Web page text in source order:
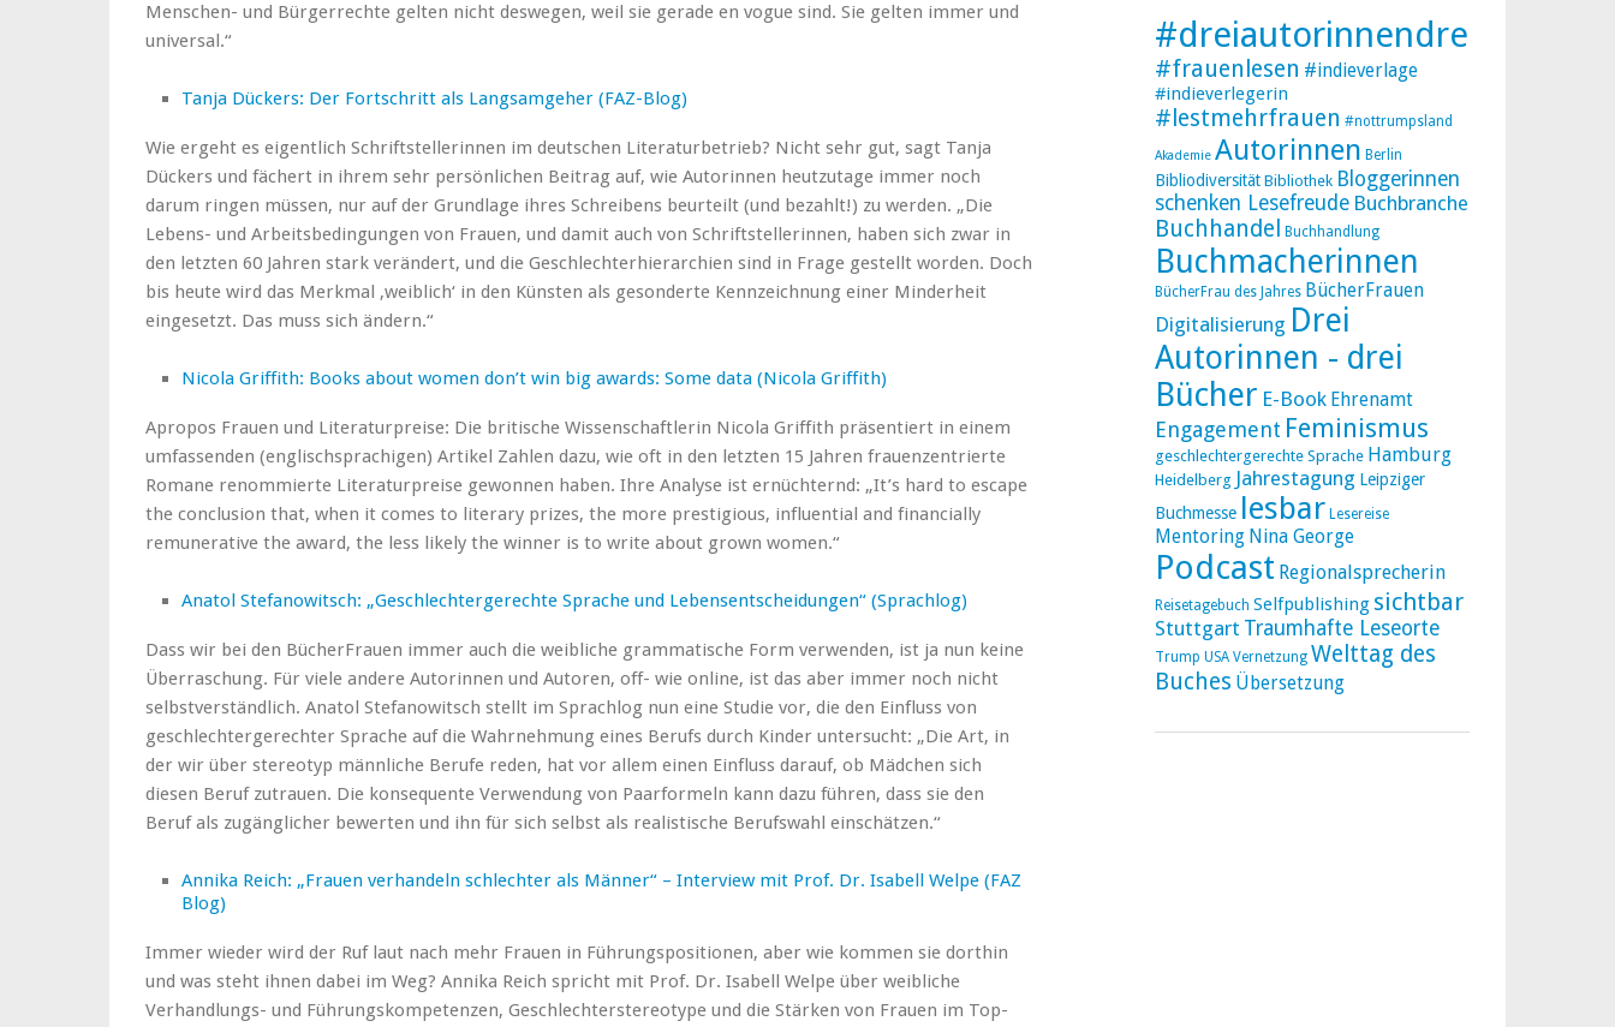
Menschen- und Bürgerrechte gelten nicht deswegen, weil sie gerade en vogue sind. Sie gelten immer und
universal.“
Tanja Dückers: Der Fortschritt als Langsamgeher (FAZ-Blog)
Wie ergeht es eigentlich Schriftstellerinnen im deutschen Literaturbetrieb? Nicht sehr gut, sagt Tanja
Dückers und fächert in ihrem sehr persönlichen Beitrag auf, wie Autorinnen heutzutage immer noch
darum ringen müssen, nur auf der Grundlage ihres Schreibens beurteilt (und bezahlt!) zu werden. „Die
Lebens- und Arbeitsbedingungen von Frauen, und damit auch von Schriftstellerinnen, haben sich zwar in
den letzten 60 Jahren stark verändert, und die Geschlechterhierarchien sind in Frage gestellt worden. Doch
bis heute wird das Merkmal ‚weiblich‘ in den Künsten als gesonderte Kennzeichnung einer Minderheit
eingesetzt. Das muss sich ändern.“
Nicola Griffith: Books about women don’t win big awards: Some data (Nicola Griffith)
Apropos Frauen und Literaturpreise: Die britische Wissenschaftlerin Nicola Griffith präsentiert in einem
umfassenden (englischsprachigen) Artikel Zahlen dazu, wie oft in den letzten 15 Jahren frauenzentrierte
Romane renommierte Literaturpreise gewonnen haben. Ihre Analyse ist ernüchternd: „It’s hard to escape
the conclusion that, when it comes to literary prizes, the more prestigious, influential and financially
remunerative the award, the less likely the winner is to write about grown women.“
Anatol Stefanowitsch: „Geschlechtergerechte Sprache und Lebensentscheidungen“ (Sprachlog)
Dass wir bei den BücherFrauen immer auch die weibliche grammatische Form verwenden, ist ja nun keine
Überraschung. Für viele andere Autorinnen und Autoren, off- wie online, ist das aber immer noch nicht
selbstverständlich. Anatol Stefanowitsch stellt im Sprachlog nun eine Studie vor, die den Einfluss von
geschlechtergerechter Sprache auf die Wahrnehmung eines Berufs durch Kinder untersucht: „Die Art, in
der wir über stereotyp männliche Berufe reden, hat vor allem einen Einfluss darauf, ob Mädchen sich
diesen Beruf zutrauen. Die konsequente Verwendung von Paarformeln kann dazu führen, dass sie den
Beruf als zugänglicher bewerten und ihn für sich selbst als realistische Berufswahl einschätzen.“
Annika Reich: „Frauen verhandeln schlechter als Männer“ – Interview mit Prof. Dr. Isabell Welpe (FAZ
Blog)
Immer wieder wird der Ruf laut nach mehr Frauen in Führungspositionen, aber wie kommen sie dorthin
und was steht ihnen dabei im Weg? Annika Reich spricht mit Prof. Dr. Isabell Welpe über weibliche
Verhandlungs- und Führungskompetenzen, Geschlechterstereotype und die Stärken von Frauen im Top-
#dreiautorinnendreibücher
#frauenlesen #indieverlage
#indieverlegerin
#lestmehrfrauen #nottrumpsland
Akademie Autorinnen Berlin
Bibliodiversität Bibliothek Bloggerinnen
schenken Lesefreude Buchbranche
Buchhandel Buchhandlung
Buchmacherinnen
BücherFrau des Jahres BücherFrauen
Digitalisierung Drei
Autorinnen - drei
Bücher E-Book Ehrenamt
Engagement Feminismus
geschlechtergerechte Sprache Hamburg
Heidelberg Jahrestagung Leipziger
Buchmesse lesbar Lesereise
Mentoring Nina George
Podcast Regionalsprecherin
Reisetagebuch Selfpublishing sichtbar
Stuttgart Traumhafte Leseorte
Trump USA Vernetzung Welttag des
Buches Übersetzung